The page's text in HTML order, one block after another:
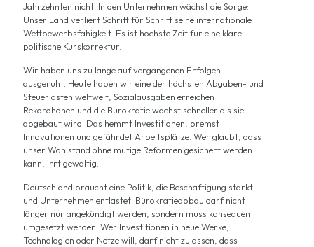
Jahrzehnten nicht. In den Unternehmen wächst die Sorge:
Unser Land verliert Schritt für Schritt seine internationale
Wettbewerbsfähigkeit. Es ist höchste Zeit für eine klare
politische Kurskorrektur.
Wir haben uns zu lange auf vergangenen Erfolgen
ausgeruht. Heute haben wir eine der höchsten Abgaben- und
Steuerlasten weltweit, Sozialausgaben erreichen
Rekordhöhen und die Bürokratie wächst schneller als sie
abgebaut wird. Das hemmt Investitionen, bremst
Innovationen und gefährdet Arbeitsplätze. Wer glaubt, dass
unser Wohlstand ohne mutige Reformen gesichert werden
kann, irrt gewaltig.
Deutschland braucht eine Politik, die Beschäftigung stärkt
und Unternehmen entlastet. Bürokratieabbau darf nicht
länger nur angekündigt werden, sondern muss konsequent
umgesetzt werden. Wer Investitionen in neue Werke,
Technologien oder Netze will, darf nicht zulassen, dass